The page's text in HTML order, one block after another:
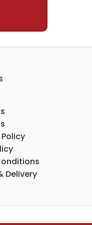
Delivery